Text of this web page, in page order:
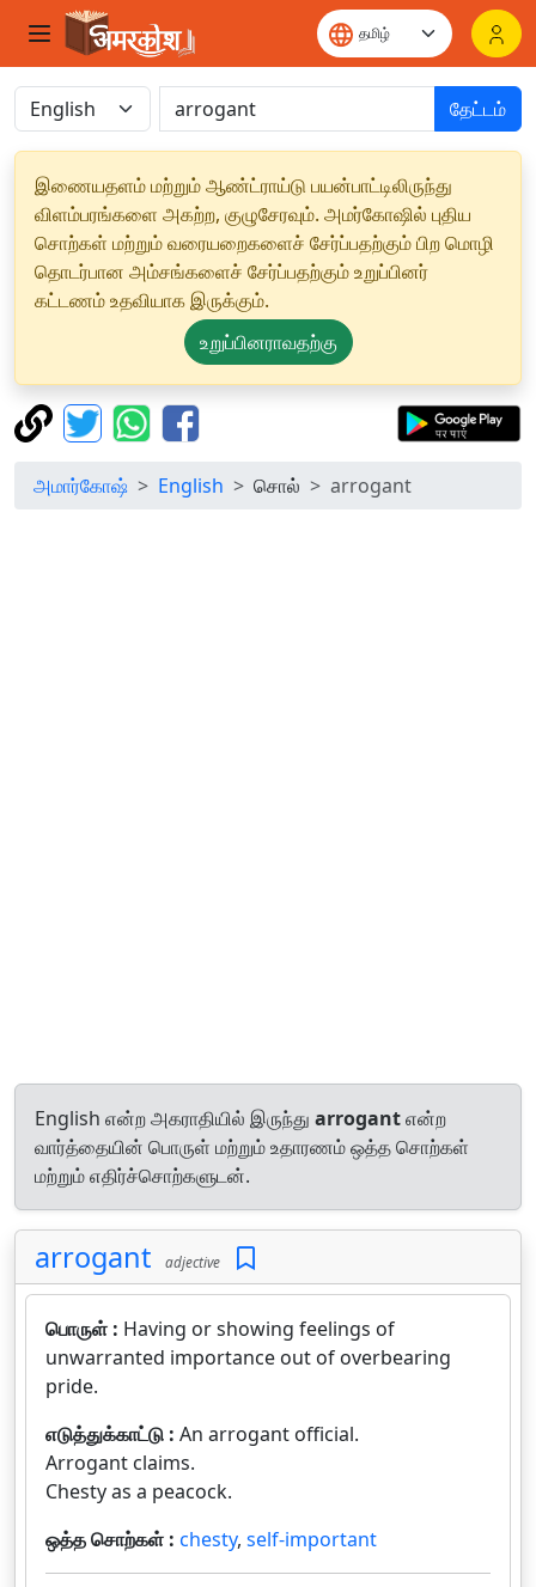
தேட்டம்
இணையதளம் மற்றும் ஆண்ட்ராய்டு பயன்பாட்டிலிருந்து
விளம்பரங்களை அகற்ற, குழுசேரவும். அமர்கோஷில் புதிய
சொற்கள் மற்றும் வரையறைகளைச் சேர்ப்பதற்கும் பிற மொழி
தொடர்பான அம்சங்களைச் சேர்ப்பதற்கும் உறுப்பினர்
கட்டணம் உதவியாக இருக்கும்.
உறுப்பினராவதற்கு
அமார்கோஷ் English சொல் arrogant
English என்ற அகராதியில் இருந்து arrogantஎன்ற
வார்த்தையின் பொருள் மற்றும் உதாரணம் ஒத்த சொற்கள்
மற்றும் எதிர்ச்சொற்களுடன்.
arrogant adjective
பொருள் : Having or showing feelings of
unwarranted importance out of overbearing
pride.
எடுத்துக்காட்டு : An arrogant official.
Arrogant claims.
Chesty as a peacock.
ஒத்த சொற்கள் : chesty, self-important